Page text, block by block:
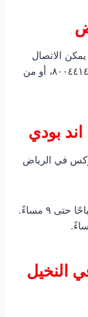
الاتصال
بخدمة العملاء عبر الرقم المجاني: ٨٠٠٤٤١٤٤٤٠، أو من
بودي
في الرياض
النخيل